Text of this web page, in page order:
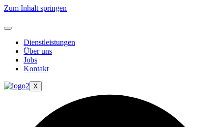
Zum Inhalt springen
Dienstleistungen
Über uns
Jobs
Kontakt
X